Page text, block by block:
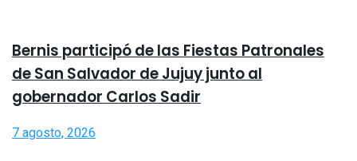
Bernis participó de las Fiestas Patronales
de San Salvador de Jujuy junto al
gobernador Carlos Sadir
7 agosto, 2026